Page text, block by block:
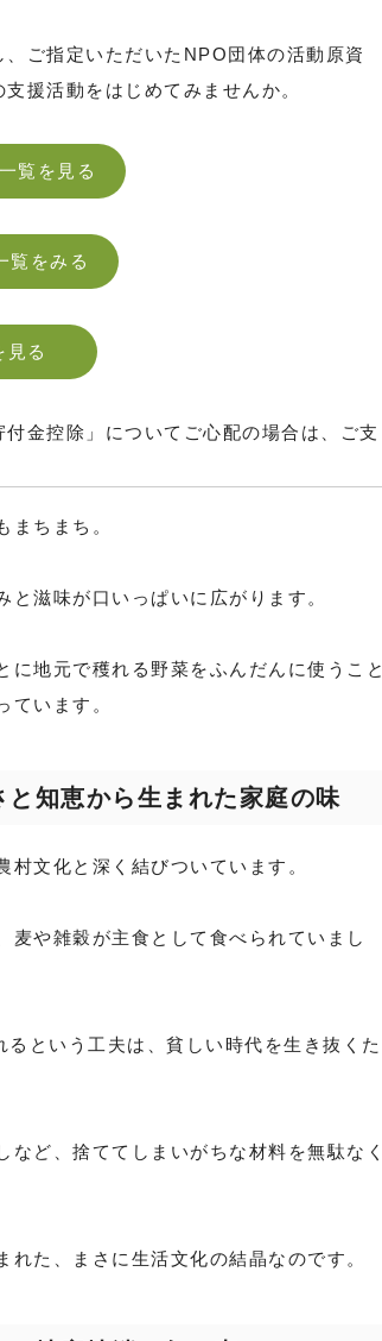
ご指定いただいたNPO団体の活動原資
援活動をはじめてみませんか。
覧を見る
覧をみる
見る
金控除」についてご心配の場合は、ご支
まちまち。
滋味が口いっぱいに広がります。
地元で穫れる野菜をふんだんに使うこと
ています。
知恵から生まれた家庭の味
文化と深く結びついています。
麦や雑穀が主食として食べられていまし
という工夫は、貧しい時代を生き抜くた
ど、捨ててしまいがちな材料を無駄なく
た、まさに生活文化の結晶なのです。